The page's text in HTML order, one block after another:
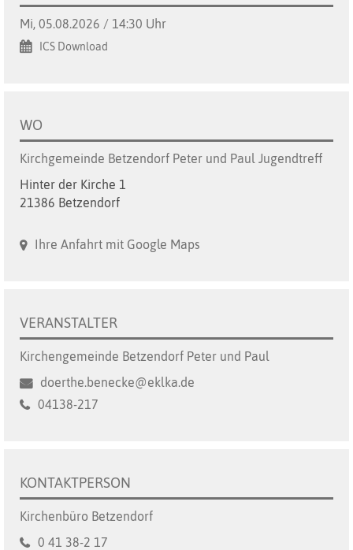
Mi, 05.08.2026 / 14:30 Uhr
ICS Download
WO
Kirchgemeinde Betzendorf Peter und Paul Jugendtreff
Hinter der Kirche 1
21386 Betzendorf
Ihre Anfahrt mit Google Maps
VERANSTALTER
Kirchengemeinde Betzendorf Peter und Paul
doerthe.benecke@eklka.de
04138-217
KONTAKTPERSON
Kirchenbüro Betzendorf
0 41 38-2 17